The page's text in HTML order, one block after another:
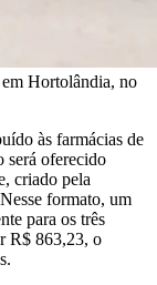
Hortolândia, no
às farmácias de
será oferecido
criado pela
formato, um
para os três
R$ 863,23, o